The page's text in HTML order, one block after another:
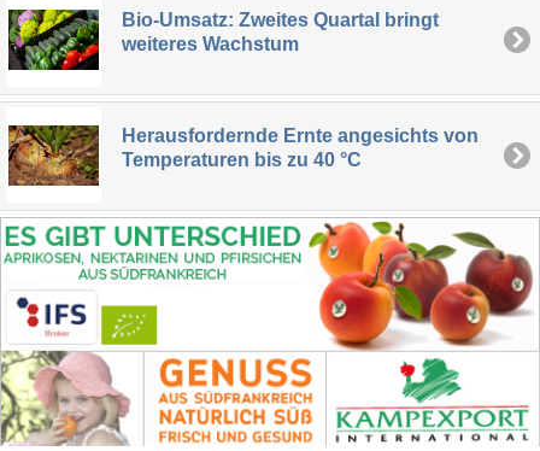
Bio-Umsatz: Zweites Quartal bringt
weiteres Wachstum
Herausfordernde Ernte angesichts von
Temperaturen bis zu 40 °C